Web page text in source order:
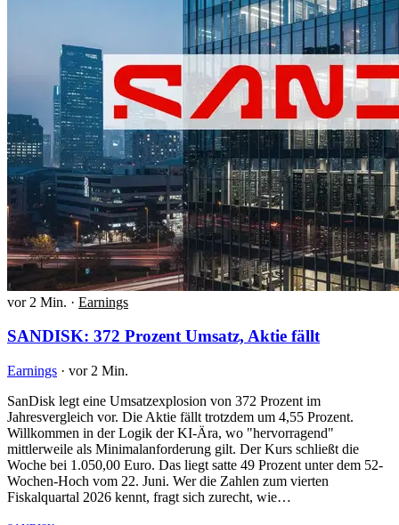
vor 2 Min. · Earnings
SANDISK: 372 Prozent Umsatz, Aktie fällt
Earnings · vor 2 Min.
SanDisk legt eine Umsatzexplosion von 372 Prozent im
Jahresvergleich vor. Die Aktie fällt trotzdem um 4,55 Prozent.
Willkommen in der Logik der KI-Ära, wo "hervorragend"
mittlerweile als Minimalanforderung gilt. Der Kurs schließt die
Woche bei 1.050,00 Euro. Das liegt satte 49 Prozent unter dem 52-
Wochen-Hoch vom 22. Juni. Wer die Zahlen zum vierten
Fiskalquartal 2026 kennt, fragt sich zurecht, wie…